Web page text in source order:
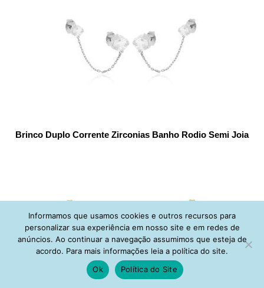
Brinco Duplo Corrente Zirconias Banho Rodio Semi Joia
Informamos que usamos cookies e outros recursos para
personalizar sua experiência em nosso site e em redes de
anúncios. Ao continuar a navegação assumimos que esteja de
acordo. Para mais informações leia a política do site.
Ok
Política do Site